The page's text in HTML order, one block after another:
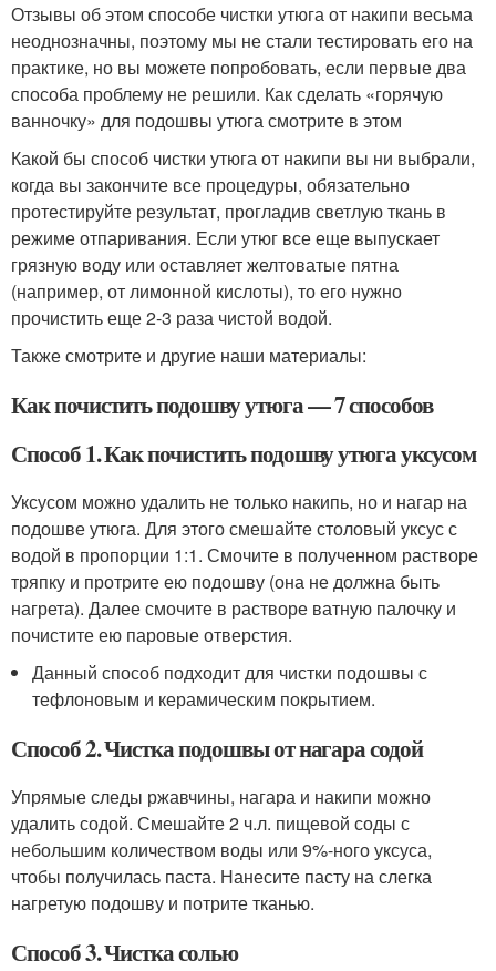
Отзывы об этом способе чистки утюга от накипи весьма
неоднозначны, поэтому мы не стали тестировать его на
практике, но вы можете попробовать, если первые два
способа проблему не решили. Как сделать «горячую
ванночку» для подошвы утюга смотрите в этом
Какой бы способ чистки утюга от накипи вы ни выбрали,
когда вы закончите все процедуры, обязательно
протестируйте результат, прогладив светлую ткань в
режиме отпаривания. Если утюг все еще выпускает
грязную воду или оставляет желтоватые пятна
(например, от лимонной кислоты), то его нужно
прочистить еще 2-3 раза чистой водой.
Также смотрите и другие наши материалы:
Как почистить подошву утюга — 7 способов
Способ 1. Как почистить подошву утюга уксусом
Уксусом можно удалить не только накипь, но и нагар на
подошве утюга. Для этого смешайте столовый уксус с
водой в пропорции 1:1. Смочите в полученном растворе
тряпку и протрите ею подошву (она не должна быть
нагрета). Далее смочите в растворе ватную палочку и
почистите ею паровые отверстия.
Данный способ подходит для чистки подошвы с
тефлоновым и керамическим покрытием.
Способ 2. Чистка подошвы от нагара содой
Упрямые следы ржавчины, нагара и накипи можно
удалить содой. Смешайте 2 ч.л. пищевой соды с
небольшим количеством воды или 9%-ного уксуса,
чтобы получилась паста. Нанесите пасту на слегка
нагретую подошву и потрите тканью.
Способ 3. Чистка солью